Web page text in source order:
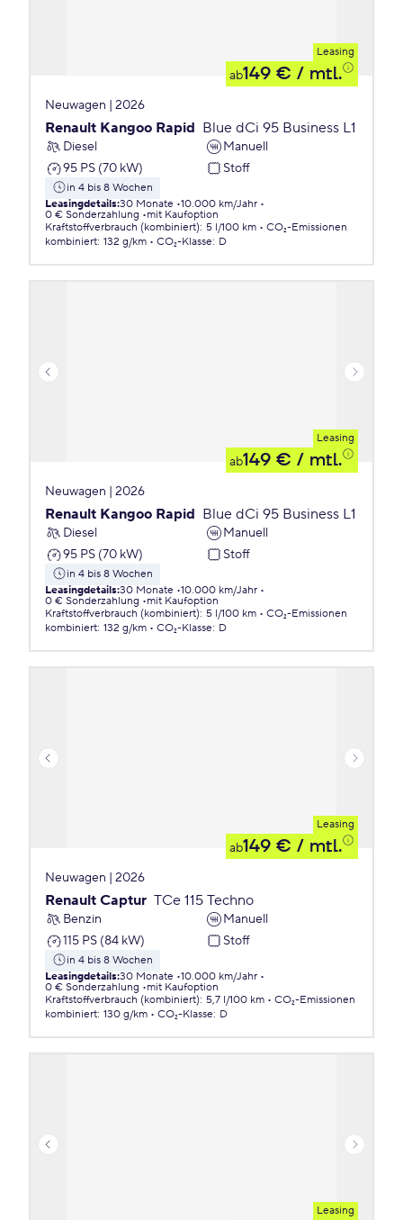
Leasing
ab149 € / mtl.
Neuwagen | 2026
Renault Kangoo Rapid Blue dCi 95 Business L1
Diesel
Manuell
95 PS (70 kW)
Stoff
in 4 bis 8 Wochen
Leasingdetails:30 Monate 10.000 km/Jahr
0 € Sonderzahlung
mit Kaufoption
Kraftstoffverbrauch (kombiniert): 5 l/100 km
CO₂-Emissionen
kombiniert: 132 g/km CO₂-Klasse: D
Leasing
ab149 € / mtl.
Neuwagen | 2026
Renault Kangoo Rapid Blue dCi 95 Business L1
Diesel
Manuell
95 PS (70 kW)
Stoff
in 4 bis 8 Wochen
Leasingdetails:30 Monate 10.000 km/Jahr
0 € Sonderzahlung
mit Kaufoption
Kraftstoffverbrauch (kombiniert): 5 l/100 km
CO₂-Emissionen
kombiniert: 132 g/km CO₂-Klasse: D
Leasing
ab149 € / mtl.
Neuwagen | 2026
Renault Captur TCe 115 Techno
Benzin
Manuell
115 PS (84 kW)
Stoff
in 4 bis 8 Wochen
Leasingdetails:30 Monate 10.000 km/Jahr
0 € Sonderzahlung
mit Kaufoption
Kraftstoffverbrauch (kombiniert): 5,7 l/100 km
CO₂-Emissionen
kombiniert: 130 g/km CO₂-Klasse: D
Leasing